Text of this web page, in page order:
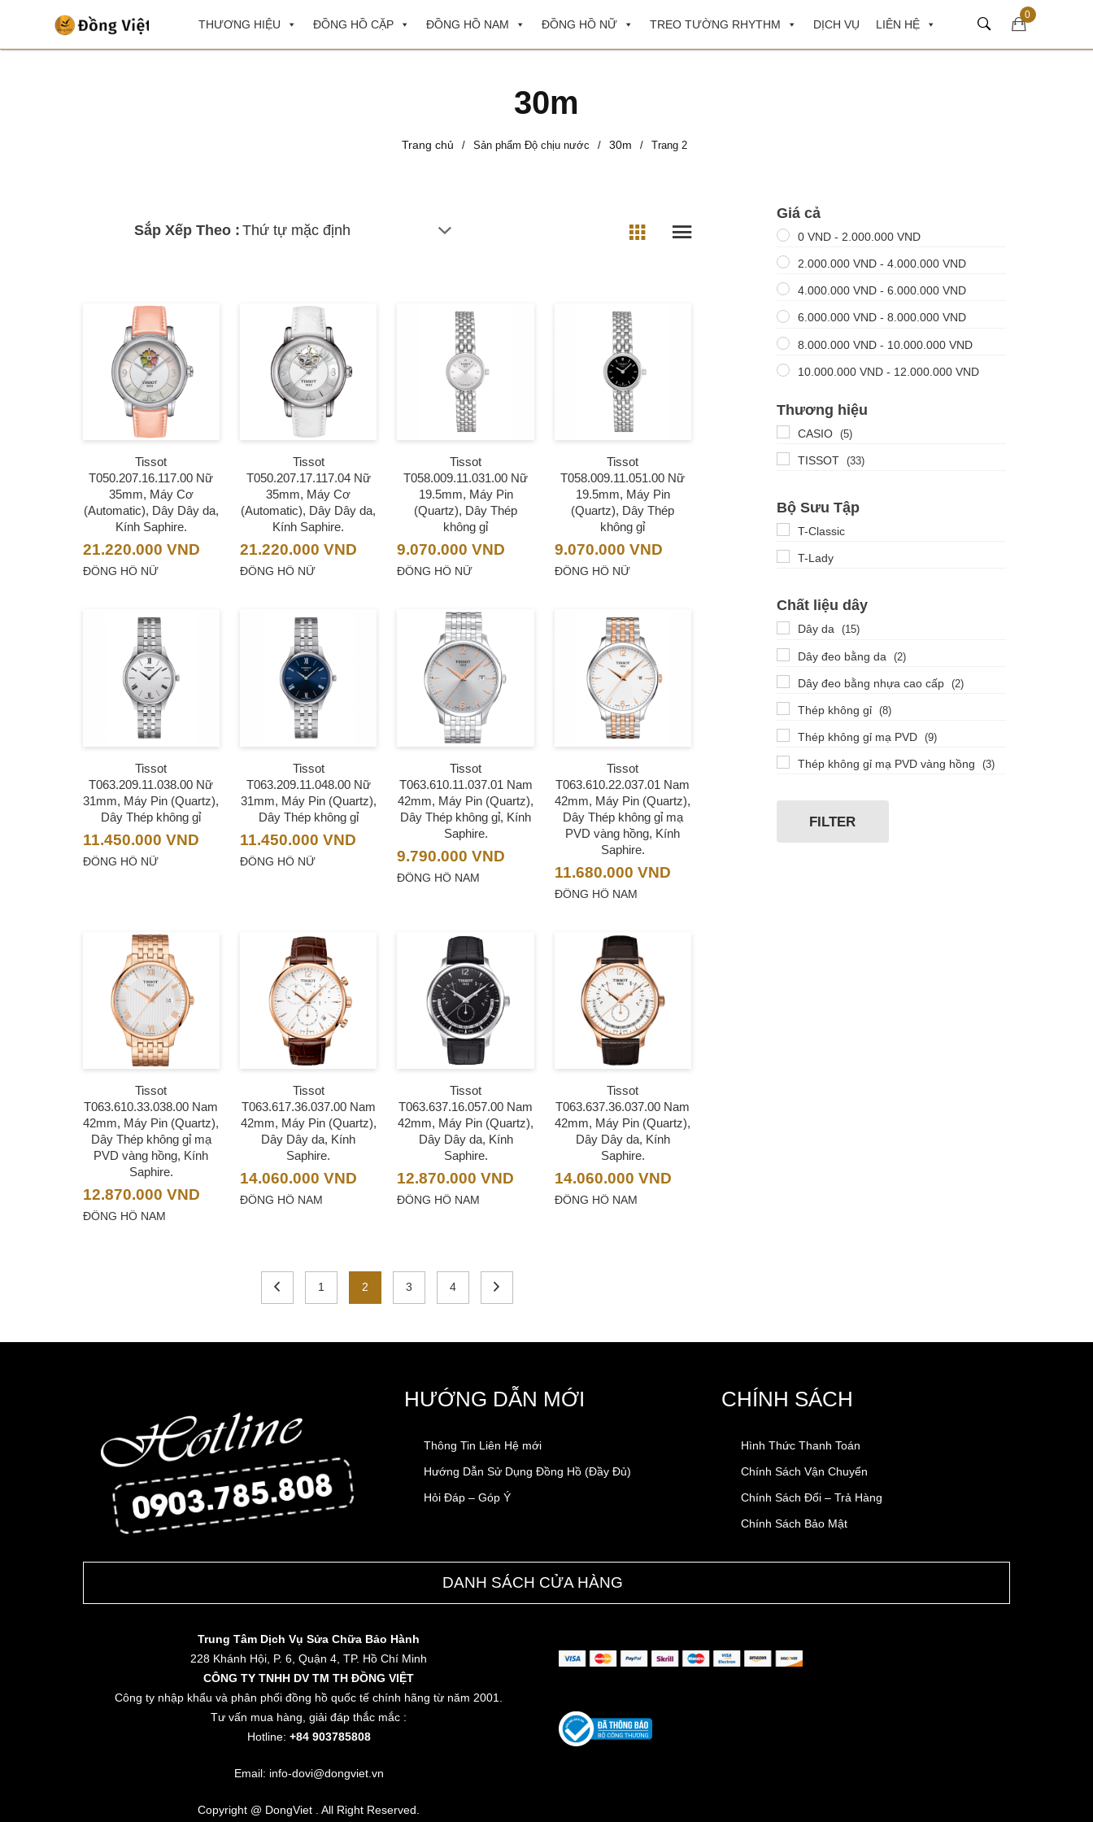
THƯƠNG HIỆU ĐỒNG HỒ CẶP ĐỒNG HỒ NAM ĐỒNG HỒ NỮ TREO TƯỜNG RHYTHM DỊCH VỤ LIÊN HỆ
0
30m
Trang chủ / Sản phẩm Độ chịu nước / 30m / Trang 2
Sắp Xếp Theo :
Tissot
T050.207.16.117.00 Nữ
35mm, Máy Cơ
(Automatic), Dây Dây da,
Kính Saphire.
21.220.000 VND
ĐỒNG HỒ NỮ
Tissot
T050.207.17.117.04 Nữ
35mm, Máy Cơ
(Automatic), Dây Dây da,
Kính Saphire.
21.220.000 VND
ĐỒNG HỒ NỮ
Tissot
T058.009.11.031.00 Nữ
19.5mm, Máy Pin
(Quartz), Dây Thép
không gỉ
9.070.000VND
ĐỒNG HỒ NỮ
Tissot
T058.009.11.051.00 Nữ
19.5mm, Máy Pin
(Quartz), Dây Thép
không gỉ
9.070.000 VND
ĐỒNG HỒ NỮ
Tissot
T063.209.11.038.00 Nữ
31mm, Máy Pin (Quartz),
Dây Thép không gỉ
11.450.000 VND
ĐỒNG HỒ NỮ
Tissot
T063.209.11.048.00 Nữ
31mm, Máy Pin (Quartz),
Dây Thép không gỉ
11.450.000 VND
ĐỒNG HỒ NỮ
Tissot
T063.610.11.037.01 Nam
42mm, Máy Pin (Quartz),
Dây Thép không gỉ, Kính
Saphire.
9.790.000VND
ĐỒNG HỒ NAM
Tissot
T063.610.22.037.01 Nam
42mm, Máy Pin (Quartz),
Dây Thép không gỉ mạ
PVD vàng hồng, Kính
Saphire.
11.680.000 VND
ĐỒNG HỒ NAM
Tissot
T063.610.33.038.00 Nam
42mm, Máy Pin (Quartz),
Dây Thép không gỉ mạ
PVD vàng hồng, Kính
Saphire.
12.870.000 VND
ĐỒNG HỒ NAM
Tissot
T063.617.36.037.00 Nam
42mm, Máy Pin (Quartz),
Dây Dây da, Kính
Saphire.
14.060.000 VND
ĐỒNG HỒ NAM
Tissot
T063.637.16.057.00 Nam
42mm, Máy Pin (Quartz),
Dây Dây da, Kính
Saphire.
12.870.000VND
ĐỒNG HỒ NAM
Tissot
T063.637.36.037.00 Nam
42mm, Máy Pin (Quartz),
Dây Dây da, Kính
Saphire.
14.060.000 VND
ĐỒNG HỒ NAM
1 2 3 4
Giá cả
0VND - 2.000.000VND
2.000.000VND -4.000.000VND
4.000.000VND -6.000.000VND
6.000.000VND -8.000.000VND
8.000.000VND - 10.000.000VND
10.000.000VND - 12.000.000VND
Thương hiệu
CASIO (5)
TISSOT (33)
Bộ Sưu Tập
T-Classic
T-Lady
Chất liệu dây
Dây da (15)
Dây đeo bằng da (2)
Dây đeo bằng nhựa cao cấp (2)
Thép không gỉ (8)
Thép không gỉ mạ PVD (9)
Thép không gỉ mạ PVD vàng hồng (3)
FILTER
HƯỚNG DẪN MỚI
Thông Tin Liên Hệ mới
Hướng Dẫn Sử Dụng Đồng Hồ (Đầy Đủ)
Hỏi Đáp – Góp Ý
CHÍNH SÁCH
Hình Thức Thanh Toán
Chính Sách Vận Chuyển
Chính Sách Đổi – Trả Hàng
Chính Sách Bảo Mật
DANH SÁCH CỬA HÀNG
Trung Tâm Dịch Vụ Sửa Chữa Bảo Hành
228 Khánh Hội, P. 6, Quận 4, TP. Hồ Chí Minh
CÔNG TY TNHH DV TM TH ĐỒNG VIỆT
Công ty nhập khẩu và phân phối đồng hồ quốc tế chính hãng từ năm 2001.
Tư vấn mua hàng, giải đáp thắc mắc :
Hotline: +84 903785808
Email: info-dovi@dongviet.vn
Copyright @ DongViet . All Right Reserved.